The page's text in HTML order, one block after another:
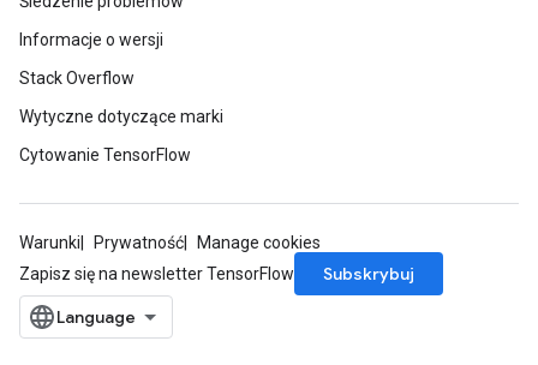
Informacje o wersji
Stack Overflow
Wytyczne dotyczące marki
Cytowanie TensorFlow
Warunki Prywatność
Manage cookies
Zapisz się na newsletter TensorFlow
Subskrybuj